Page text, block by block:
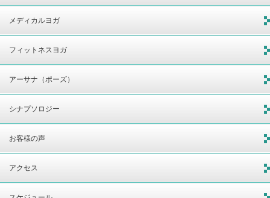
メディカルヨガ
フィットネスヨガ
アーサナ（ポーズ）
シナプソロジー
お客様の声
アクセス